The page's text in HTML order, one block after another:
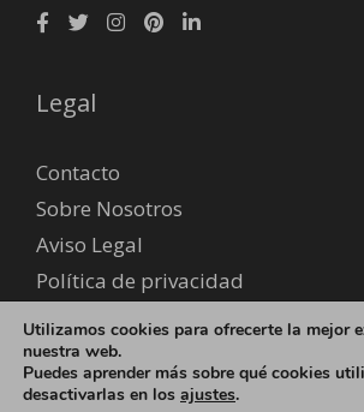
Legal
Contacto
Sobre Nosotros
Aviso Legal
Política de privacidad
Envío y devoluciones
Formas de pago
Utilizamos cookies para ofrecerte la mejor
nuestra web.
Puedes aprender más sobre qué cookies
desactivarlas en los ajustes.